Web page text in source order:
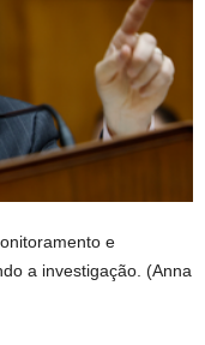
e
a investigação. (Anna